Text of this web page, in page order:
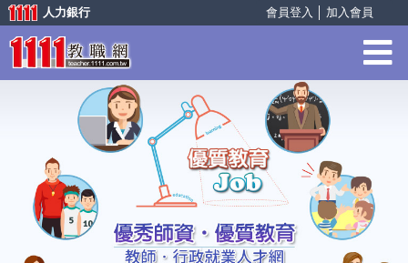
會員登入 加入會員
人力銀行